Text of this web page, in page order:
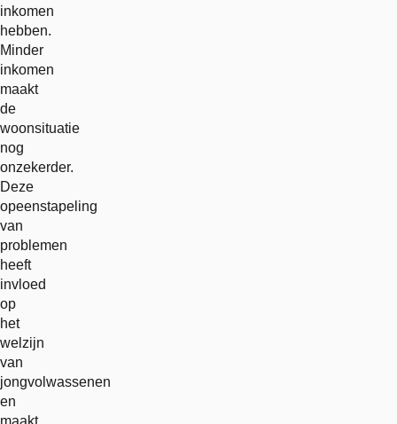
inkomen
hebben.
Minder
inkomen
maakt
de
woonsituatie
nog
onzekerder.
Deze
opeenstapeling
van
problemen
heeft
invloed
op
het
welzijn
van
jongvolwassenen
en
maakt